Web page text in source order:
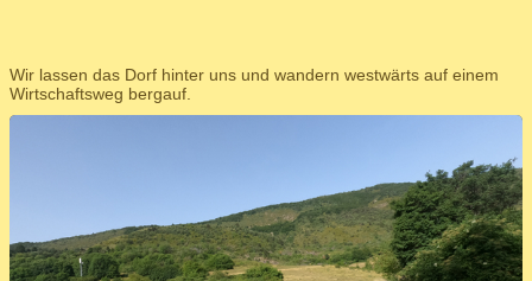
Wir lassen das Dorf hinter uns und wandern westwärts auf einem
Wirtschaftsweg bergauf.